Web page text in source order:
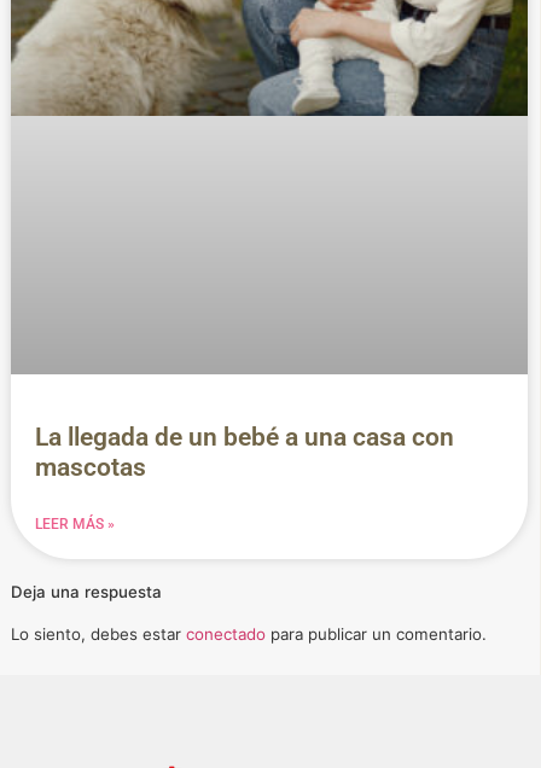
La llegada de un bebé a una casa con
mascotas
LEER MÁS »
Deja una respuesta
Lo siento, debes estar conectado para publicar un comentario.